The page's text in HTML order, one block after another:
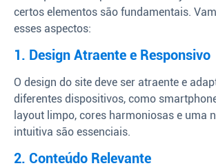
certos elementos são fundamentais.
esses aspectos:
1. Design Atraente e Responsivo
O design do site deve ser atraente e
diferentes dispositivos, como
layout limpo, cores harmoniosas e uma
intuitiva são essenciais.
2. Conteúdo Relevante